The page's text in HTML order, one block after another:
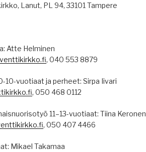
Lanut, PL 94, 33101 Tampere
Atte Helminen
, 040 553 8879
10-vuotiaat ja perheet: Sirpa Iivari
, 050 468 0112
11–13-vuotiaat: Tiina Keronen
, 050 407 4466
Mikael Takamaa